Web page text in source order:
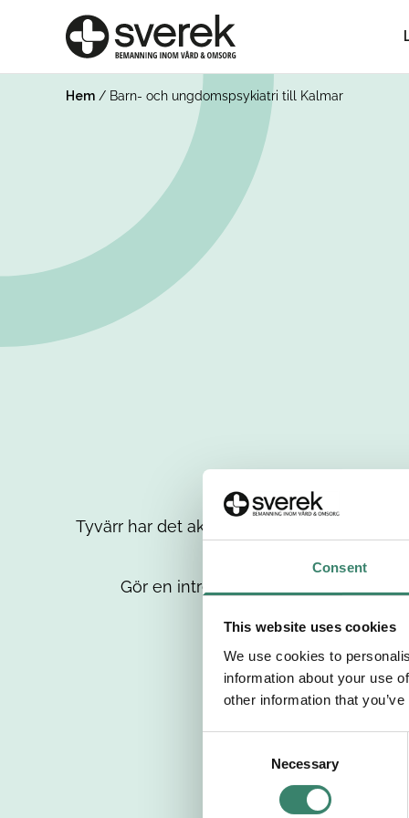
Consent
This website uses cookies
We use cookies to
information about your use
other information that
Necessary
Hem / Barn- och ungdomspsykiatri till Kalmar
Tyvärr har det aktuella jobbet tagits bort
Gör en intresseanmälan så